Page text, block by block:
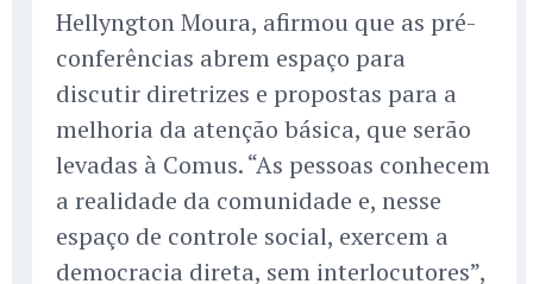
Hellyngton Moura, afirmou que as pré-
conferências abrem espaço para
discutir diretrizes e propostas para a
melhoria da atenção básica, que serão
levadas à Comus. “As pessoas conhecem
a realidade da comunidade e, nesse
espaço de controle social, exercem a
democracia direta, sem interlocutores”,